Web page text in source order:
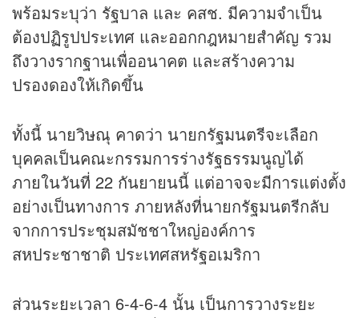
พร้อมระบุว่า รัฐบาล และ คสช. มีความจำเป็น
ต้องปฏิรูปประเทศ และออกกฎหมายสำคัญ รวม
ถึงวางรากฐานเพื่ออนาคต และสร้างความ
ปรองดองให้เกิดขึ้น
ทั้งนี้ นายวิษณุ คาดว่า นายกรัฐมนตรีจะเลือก
บุคคลเป็นคณะกรรมการร่างรัฐธรรมนูญได้
ภายในวันที่ 22 กันยายนนี้ แต่อาจจะมีการแต่งตั้ง
อย่างเป็นทางการ ภายหลังที่นายกรัฐมนตรีกลับ
จากการประชุมสมัชชาใหญ่องค์การ
สหประชาชาติ ประเทศสหรัฐอเมริกา
ส่วนระยะเวลา 6-4-6-4 นั้น เป็นการวางระยะ